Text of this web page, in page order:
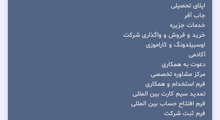
اپلای تحصیلی
جاب آفر
خدمات جزیره
خرید و فروش و واگذاری شرکت
اوسبیلدونگ و کاراموزی
آکادمی
دعوت به همکاری
مرکز مشاوره تخصصی
فرم استخدام و همکاری
تمدید سیم کارت بین المللی
فرم افتتاح حساب بین المللی
فرم ثبت شرکت